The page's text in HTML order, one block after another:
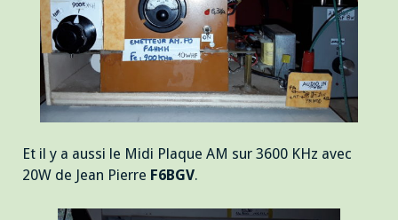
Et il y a aussi le Midi Plaque AM sur 3600 KHz avec
20W de Jean Pierre F6BGV.